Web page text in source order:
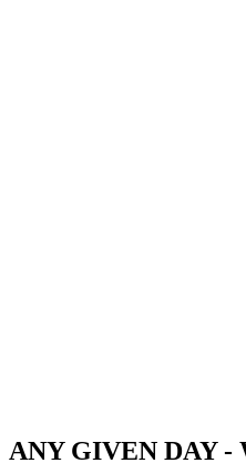
ANY GIVEN DAY -